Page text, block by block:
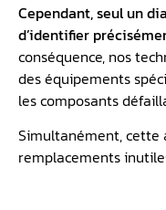
Cependant, seul un
d’identifier
conséquence, nos
des équipements
les composants
Simultanément, cette
remplacements